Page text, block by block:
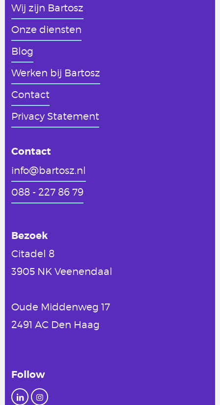
Wij zijn Bartosz
Onze diensten
Blog
Werken bij Bartosz
Contact
Privacy Statement
Contact
info@bartosz.nl
088 - 227 86 79
Bezoek
Citadel 8
3905 NK Veenendaal
Oude Middenweg 17
2491 AC Den Haag
Follow